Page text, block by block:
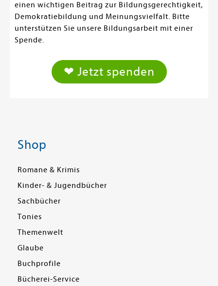
einen wichtigen Beitrag zur Bildungsgerechtigkeit,
Demokratiebildung und Meinungsvielfalt. Bitte
unterstützen Sie unsere Bildungsarbeit mit einer
Spende.
❤ Jetzt spenden
Shop
Romane & Krimis
Kinder- & Jugendbücher
Sachbücher
Tonies
Themenwelt
Glaube
Buchprofile
Bücherei-Service